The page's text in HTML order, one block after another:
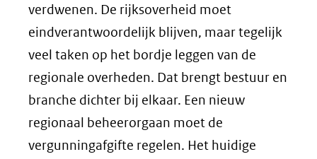
verdwenen. De rijksoverheid moet
eindverantwoordelijk blijven, maar tegelijk
veel taken op het bordje leggen van de
regionale overheden. Dat brengt bestuur en
branche dichter bij elkaar. Een nieuw
regionaal beheerorgaan moet de
vergunningafgifte regelen. Het huidige